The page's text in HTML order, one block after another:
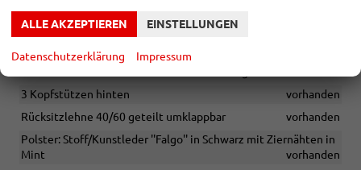
Komfortschaltung und Einklemmschutz
3 Kopfstützen hinten
vorhanden
Rücksitzlehne 40/60 geteilt umklappbar
vorhanden
Polster: Stoff/Kunstleder ''Falgo'' in Schwarz mit Ziernähten in
Mint
vorhanden
ALLE AKZEPTIEREN EINSTELLUNGEN
Datenschutzerklärung Impressum